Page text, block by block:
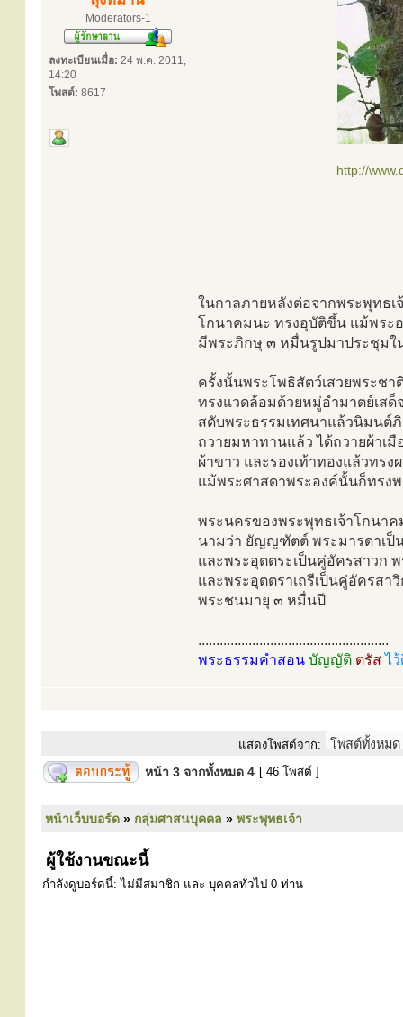
Moderators-1
ลงทะเบียนเมื่อ: 24 พ.ค. 2011,
14:20
โพสต์: 8617
http://
ในกาลภายหลังต่อจากพระพุทธ
โกนาคมนะ ทรงอุบัติขึ้น แม้พระ
มีพระภิกษุ ๓ หมื่นรูปมาประชุมใ
ครั้งนั้นพระโพธิสัตว์เสวยพระช
ทรงแวดล้อมด้วยหมู่อำมาตย์เส
สดับพระธรรมเทศนาแล้วนิมนต์
ถวายมหาทานแล้ว ได้ถวายผ้าเ
ผ้าขาว และรองเท้าทองแล้วทร
แม้พระศาสดาพระองค์นั้นก็ทรง
พระนครของพระพุทธเจ้าโกนา
นามว่า ยัญญฑัตต์ พระมารดาเป็
และพระอุตตระเป็นคู่อัครสาวก
และพระอุตตราเถรีเป็นคู่อัครส
พระชนมายุ ๓ หมื่นปี
.....................................................
พระธรรมคำสอน บัญญัติ ตรัสไ
แสดงโพสต์จาก:
หน้า 3 จากทั้งหมด 4 [ 46 โพสต์ ]
หน้าเว็บบอร์ด » กลุ่มศาสนบุคคล » พระพุทธเจ้า
ผู้ใช้งานขณะนี้
กำลังดูบอร์ดนี้: ไม่มีสมาชิก และ บุคคลทั่วไป 0 ท่าน